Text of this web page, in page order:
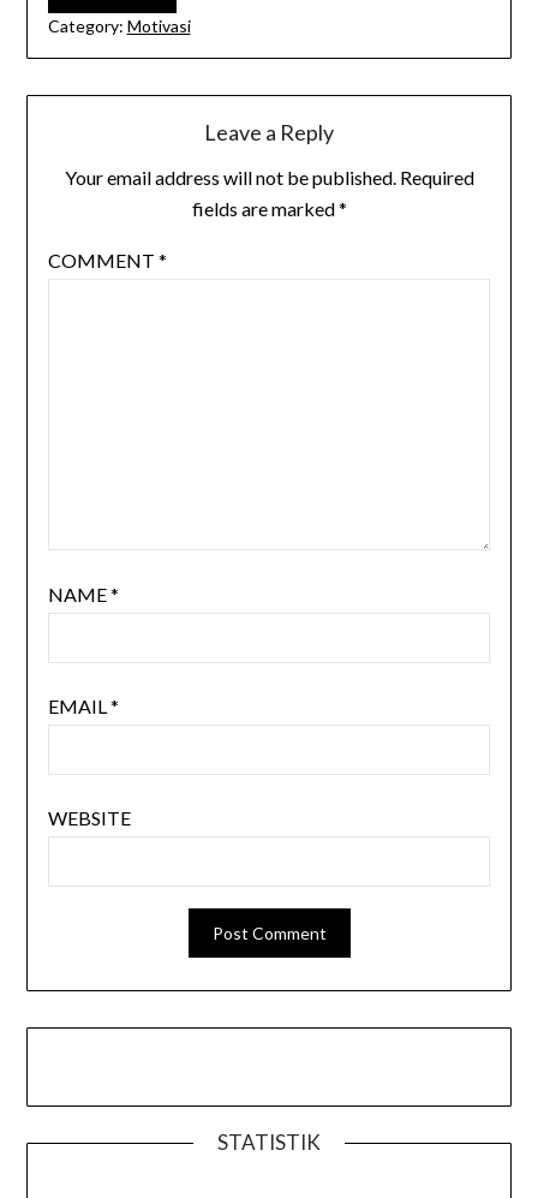
Category: Motivasi
Leave a Reply
Your email address will not be published. Required
fields are marked*
COMMENT *
NAME*
EMAIL*
WEBSITE
STATISTIK